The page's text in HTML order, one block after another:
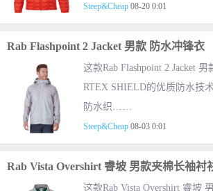
Steep&Cheap 08-20 0:01
Rab Flashpoint 2 Jacket 男款 防水冲锋衣
这款Rab Flashpoint 2 Jacket
RTEX SHIELD的优质防水技
防水织……
Steep&Cheap 08-03 0:01
Rab Vista Overshirt 睿坡 男款夹棉长袖衬
这款Rab Vista Overshirt 睿坡